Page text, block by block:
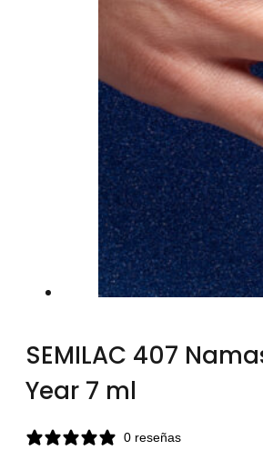
SEMILAC 407
Year 7 ml
0 reseñas